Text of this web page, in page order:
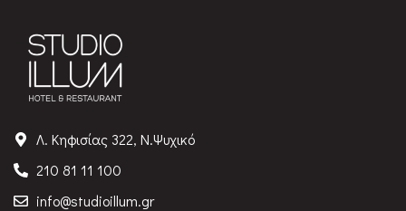
Λ. Κηφισίας 322, Ν.Ψυχικό
210 81 11 100
info@studioillum.gr